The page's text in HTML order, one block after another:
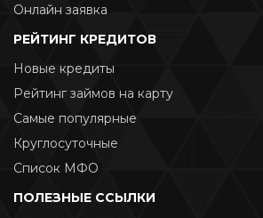
Онлайн заявка
РЕЙТИНГ КРЕДИТОВ
Новые кредиты
Рейтинг займов на карту
Самые популярные
Круглосуточные
Список МФО
ПОЛЕЗНЫЕ ССЫЛКИ